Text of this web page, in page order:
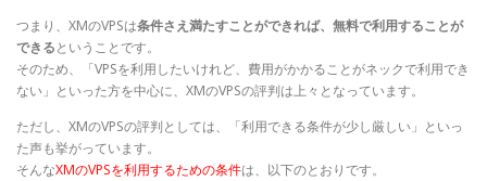
つまり、XMのVPSは条件さえ満たすことができれば、無料で利用することが
できるということです。
そのため、「VPSを利用したいけれど、費用がかかることがネックで利用でき
ない」といった方を中心に、XMのVPSの評判は上々となっています。
ただし、XMのVPSの評判としては、「利用できる条件が少し厳しい」といっ
た声も挙がっています。
そんなXMのVPSを利用するための条件は、以下のとおりです。